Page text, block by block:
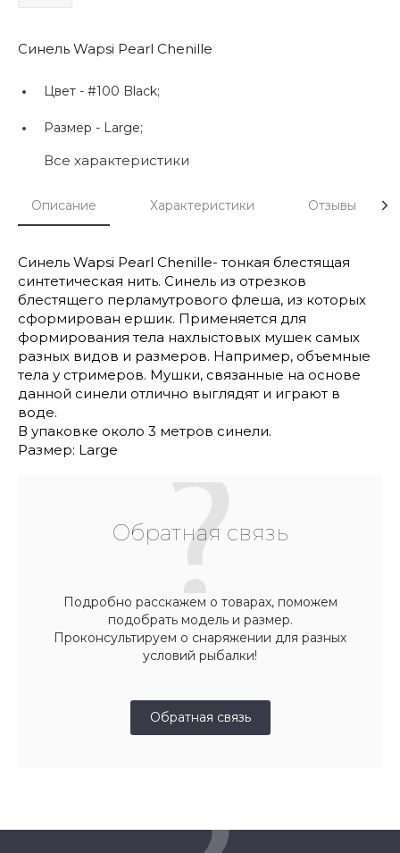
Синель Wapsi Pearl Chenille
Цвет - #100 Black;
Размер - Large;
Все характеристики
Описание Характеристики Отзывы
Синель Wapsi Pearl Chenille- тонкая блестящая
синтетическая нить. Синель из отрезков
блестящего перламутрового флеша, из которых
сформирован ершик. Применяется для
формирования тела нахлыстовых мушек самых
разных видов и размеров. Например, объемные
тела у стримеров. Мушки, связанные на основе
данной синели отлично выглядят и играют в
воде.
В упаковке около 3 метров синели.
Размер: Large
Обратная связь
Подробно расскажем о товарах, поможем
подобрать модель и размер.
Проконсультируем о снаряжении для разных
условий рыбалки!
Обратная связь